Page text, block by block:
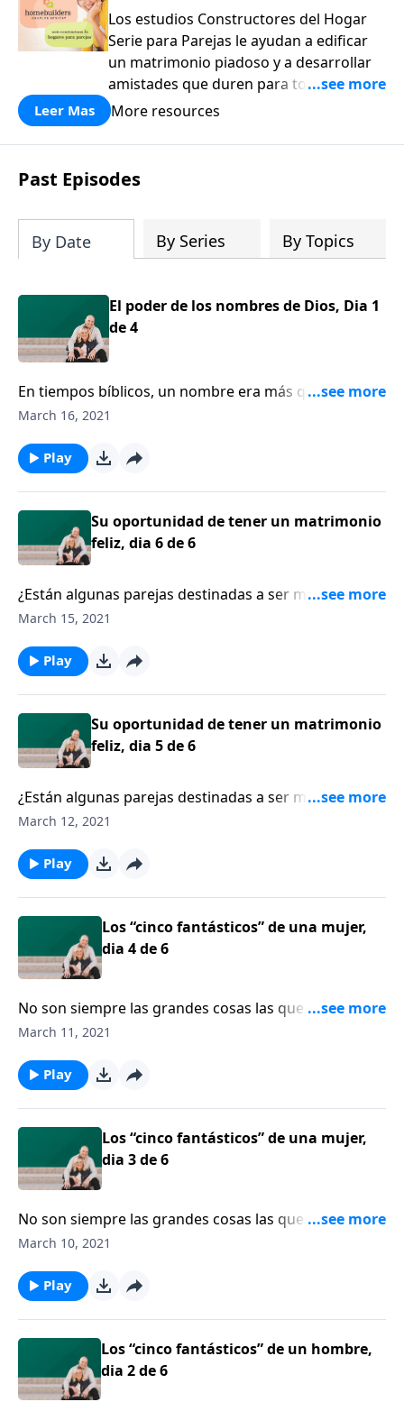
Los estudios Constructores del Hogar
Serie para Parejas le ayudan a edificar
un matrimonio piadoso y a desarrollar
amistades que duren para toda la vida.
¡Únase a uno de los estudios de grupos
a casa los principios de la Palabra de
Dios para compartirlos con su familia,
su iglesia y su comunidad!
Leer Mas More resources
Past Episodes
By Date By Series By Topics
El poder de los nombres de Dios, Dia 1
de 4
En tiempos bíblicos, un nombre era más que una
simple forma de dirigirnos a alguna persona. El
carácter de la persona. Entonces, ¿qué podemos
aprender sobre Dios por medio de estudiar sus
diversos nombres de Dios y del poderoso significado
detrás de estos nombres.
March 16, 2021
Play
Su oportunidad de tener un matrimonio
feliz, dia 6 de 6
¿Están algunas parejas destinadas a ser más felices
que otras? La escritora Shaunti Feldhahn asegura que
especialmente cuando entran al pacto matrimonial
con todo el corazón, decididas a permanecer
March 15, 2021
Play
Su oportunidad de tener un matrimonio
feliz, dia 5 de 6
¿Están algunas parejas destinadas a ser más felices
que otras? La escritora Shaunti Feldhahn asegura que
especialmente cuando entran al pacto matrimonial
con todo el corazón, decididas a permanecer
March 12, 2021
Play
Los “cinco fantásticos” de una mujer,
dia 4 de 6
No son siempre las grandes cosas las que componen
un buen matrimonio. Las cosas pequeñas tienen un
que, a lo mejor, deberíamos empezar a hacerlas.
March 11, 2021
Play
Los “cinco fantásticos” de una mujer,
dia 3 de 6
No son siempre las grandes cosas las que componen
un buen matrimonio. Las cosas pequeñas tienen un
que, a lo mejor, deberíamos empezar a hacerlas.
March 10, 2021
Play
Los “cinco fantásticos” de un hombre,
dia 2 de 6